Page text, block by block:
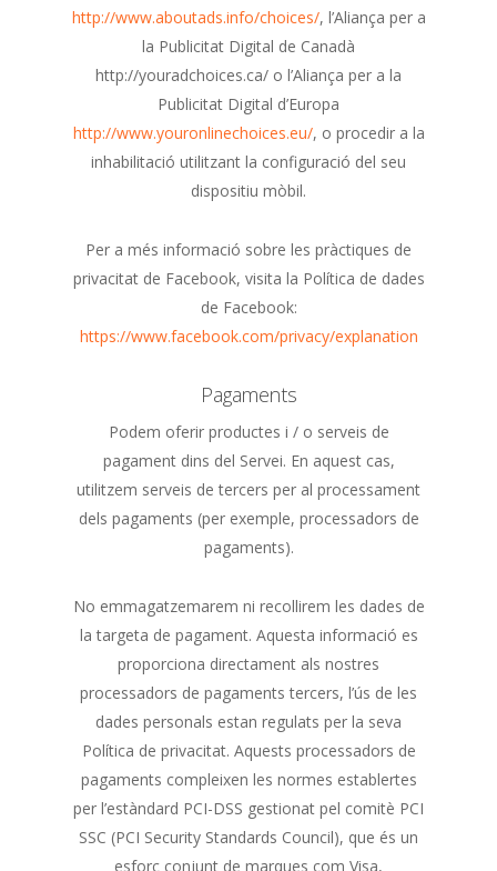
http://www.aboutads.info/choices/, l’Aliança per a
la Publicitat Digital de Canadà
http://youradchoices.ca/ o l’Aliança per a la
Publicitat Digital d’Europa
http://www.youronlinechoices.eu/, o procedir a la
inhabilitació utilitzant la configuració del seu
dispositiu mòbil.
Per a més informació sobre les pràctiques de
privacitat de Facebook, visita la Política de dades
de Facebook:
https://www.facebook.com/privacy/explanation
Pagaments
Podem oferir productes i / o serveis de
pagament dins del Servei. En aquest cas,
utilitzem serveis de tercers per al processament
dels pagaments (per exemple, processadors de
pagaments).
No emmagatzemarem ni recollirem les dades de
la targeta de pagament. Aquesta informació es
proporciona directament als nostres
processadors de pagaments tercers, l’ús de les
dades personals estan regulats per la seva
Política de privacitat. Aquests processadors de
pagaments compleixen les normes establertes
per l’estàndard PCI-DSS gestionat pel comitè PCI
SSC (PCI Security Standards Council), que és un
esforç conjunt de marques com Visa,